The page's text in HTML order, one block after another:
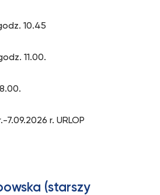
10.45
11.00.
r. URLOP
(starszy